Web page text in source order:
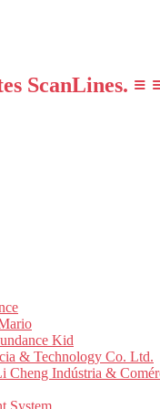
ScanLines. ≡
Kid
& Technology Co. Ltd.
Cheng Indústria &